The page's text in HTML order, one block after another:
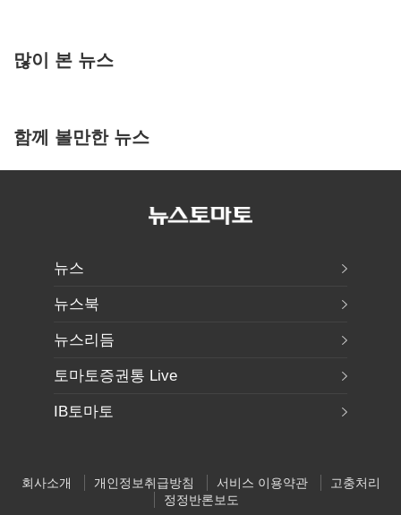
많이 본 뉴스
함께 볼만한 뉴스
뉴스
뉴스북
뉴스리듬
토마토증권통 Live
IB토마토
회사소개 개인정보취급방침 서비스 이용약관
고충처리
정정반론보도